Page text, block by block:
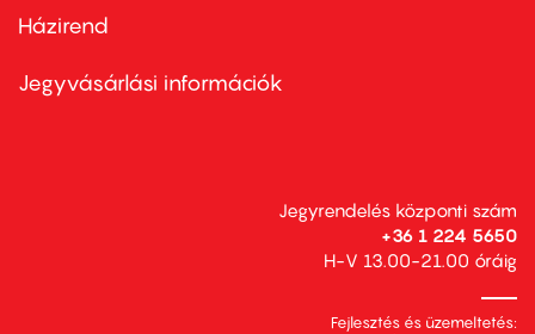
Footer
second
Házirend
Jegyvásárlási információk
Jegyrendelés központi szám
+36 1 224 5650
H-V 13.00-21.00 óráig
Fejlesztés és üzemeltetés: